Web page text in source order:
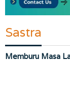
Sastra
Memburu Masa